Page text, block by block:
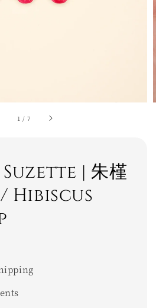
1 / 7
| 朱槿
/ Hibiscus